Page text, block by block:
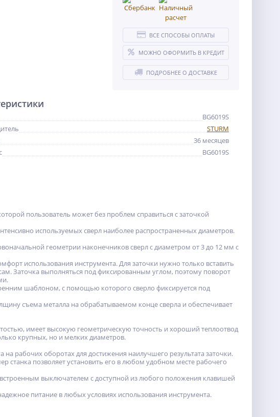
ВСЕ СПОСОБЫ ОПЛАТЫ
МОЖНО ОФОРМИТЬ В КРЕДИТ
ПОДРОБНЕЕ О ДОСТАВКЕ
BG6019S
STURM
36 месяцев
BG6019S
пользователь может без проблем справиться с заточкой
используемых сверл наиболее распространенных диаметров.
геометрии наконечников сверл с диаметром от 3 до 12 мм с
использования инструмента. Для заточки нужно только вставить
Заточка выполняться под фиксированным углом, поэтому поворот
шаблоном, с помощью которого сверло фиксируется под
съема металла на обрабатываемом конце сверла и обеспечивает
имеет высокую геометрическую точность и хороший теплоотвод
крупных, но и мелких диаметров.
на рабочих оборотах для достижения наилучшего результата заточки.
станка позволяет установить его в любом удобном месте рабочего
выключателем с доступной из любого положения клавишей
питание в любых условиях использования инструмента.